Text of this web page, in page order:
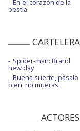
En el corazón de la
bestia
Spider-man: Brand
new day
Buena suerte, pásalo
bien, no mueras